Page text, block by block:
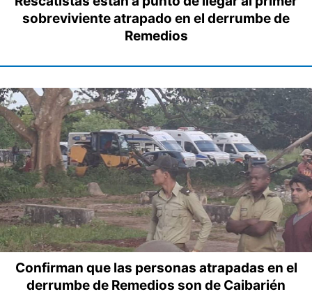
sobreviviente atrapado en el derrumbe de
Remedios
Confirman que las personas atrapadas en el
derrumbe de Remedios son de Caibarién